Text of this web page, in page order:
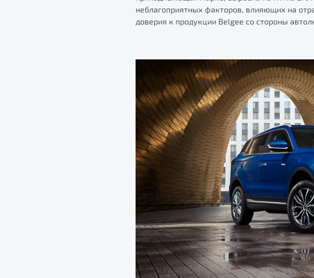
неблагоприятных факторов, влияющих на
доверия к продукции Belgee со стороны